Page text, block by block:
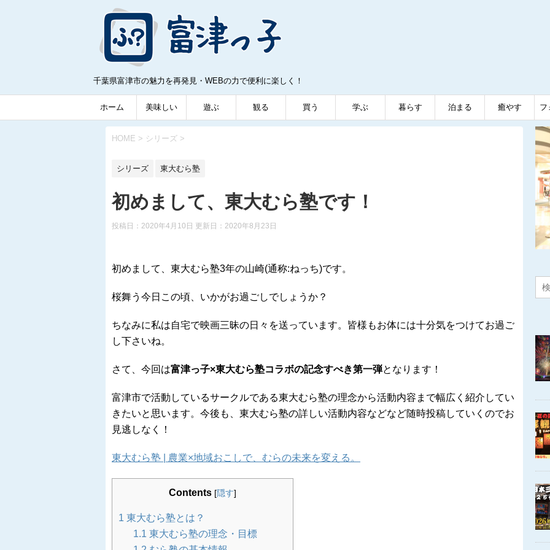
千葉県富津市の魅力を再発見・WEBの力で便利に楽しく！
ホーム 美味しい 遊ぶ 観る 買う 学ぶ 暮らす 泊まる 癒やす フ
HOME > シリーズ >
シリーズ 東大むら塾
初めまして、東大むら塾です！
投稿日：2020年4月10日 更新日： 2020年8月23日
初めまして、東大むら塾3年の山崎(通称:ねっち)です。
桜舞う今日この頃、いかがお過ごしでしょうか？
ちなみに私は自宅で映画三昧の日々を送っています。皆様もお体には十分気をつけてお過ご
し下さいね。
さて、今回は富津っ子×東大むら塾コラボの記念すべき第一弾となります！
富津市で活動しているサークルである東大むら塾の理念から活動内容まで幅広く紹介してい
きたいと思います。今後も、東大むら塾の詳しい活動内容などなど随時投稿していくのでお
見逃しなく！
東大むら塾 | 農業×地域おこしで、むらの未来を変える。
Contents [隠す]
1 東大むら塾とは？
1.1 東大むら塾の理念・目標